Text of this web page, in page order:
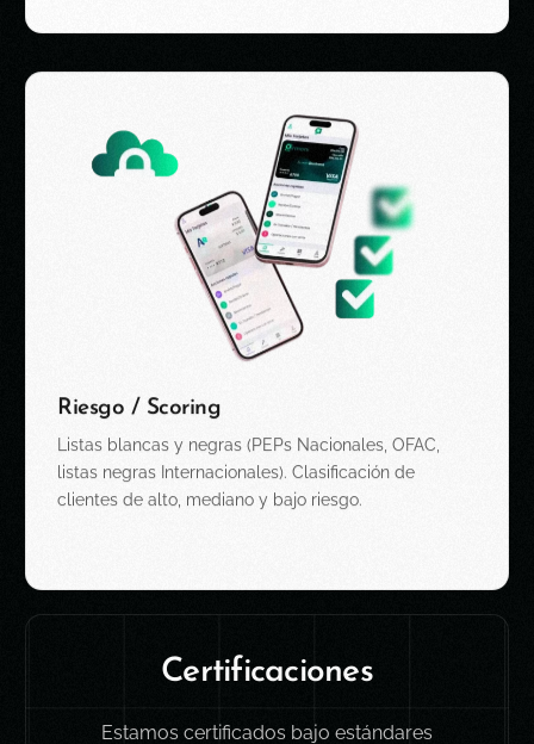
Riesgo / Scoring
Listas blancas y negras (PEPs Nacionales, OFAC,
listas negras Internacionales). ​Clasificación de
clientes de alto, mediano y bajo riesgo.
Certificaciones
Estamos certificados bajo estándares